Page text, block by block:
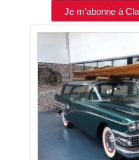
Je m'abonne à